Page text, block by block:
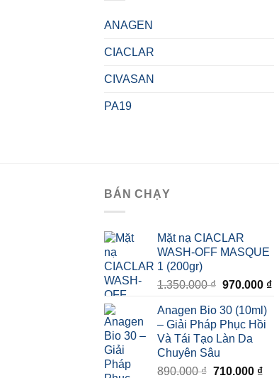
ANAGEN
CIACLAR
CIVASAN
PA19
BÁN CHẠY
Mặt nạ CIACLAR
WASH-OFF MASQUE
1 (200gr)
1.350.000₫ Giá
là:
1.350.000 ₫.
970.000 ₫
Anagen Bio 30 (10ml)
– Giải Pháp Phục Hồi
Và Tái Tạo Làn Da
Chuyên Sâu
890.000₫ Giá
710.000 ₫Giá